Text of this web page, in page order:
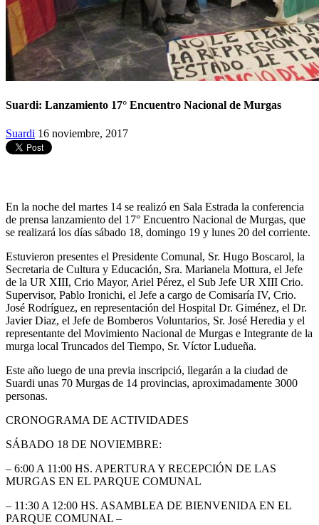
Suardi: Lanzamiento 17° Encuentro Nacional de Murgas
Suardi 16 noviembre, 2017
En la noche del martes 14 se realizó en Sala Estrada la conferencia
de prensa lanzamiento del 17° Encuentro Nacional de Murgas, que
se realizará los días sábado 18, domingo 19 y lunes 20 del corriente.
Estuvieron presentes el Presidente Comunal, Sr. Hugo Boscarol, la
Secretaria de Cultura y Educación, Sra. Marianela Mottura, el Jefe
de la UR XIII, Crio Mayor, Ariel Pérez, el Sub Jefe UR XIII Crio.
Supervisor, Pablo Ironichi, el Jefe a cargo de Comisaría IV, Crio.
José Rodríguez, en representación del Hospital Dr. Giménez, el Dr.
Javier Diaz, el Jefe de Bomberos Voluntarios, Sr. José Heredia y el
representante del Movimiento Nacional de Murgas e Integrante de la
murga local Truncados del Tiempo, Sr. Víctor Ludueña.
Este año luego de una previa inscripció, llegarán a la ciudad de
Suardi unas 70 Murgas de 14 provincias, aproximadamente 3000
personas.
CRONOGRAMA DE ACTIVIDADES
SÁBADO 18 DE NOVIEMBRE:
– 6:00 A 11:00 HS. APERTURA Y RECEPCIÓN DE LAS
MURGAS EN EL PARQUE COMUNAL
– 11:30 A 12:00 HS. ASAMBLEA DE BIENVENIDA EN EL
PARQUE COMUNAL –